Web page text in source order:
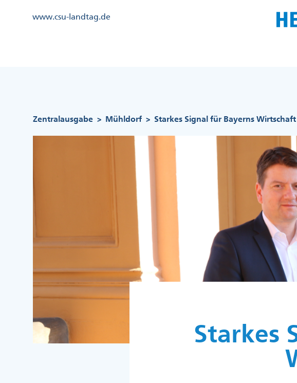
Kopfzeile
www.csu-landtag.de
Zentralausgabe > Mühldorf > Starkes Signal für Bayerns Wirtschaft
Starkes